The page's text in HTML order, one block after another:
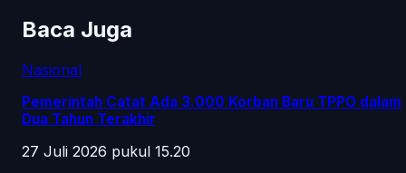
Baca Juga
Nasional
Pemerintah Catat Ada 3.000 Korban Baru TPPO dalam
Dua Tahun Terakhir
27 Juli 2026 pukul 15.20